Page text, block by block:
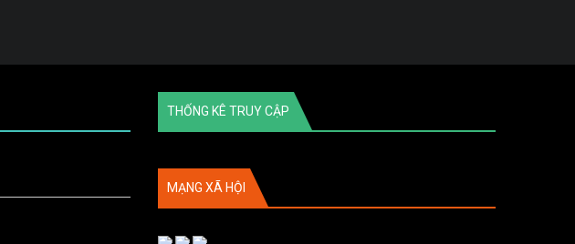
THỐNG KÊ TRUY CẬP
MẠNG XÃ HỘI